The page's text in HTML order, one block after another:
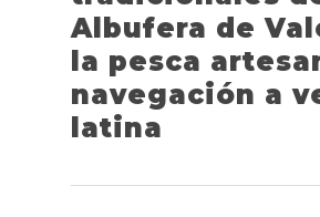
Albufera de
la pesca
navegación a
latina